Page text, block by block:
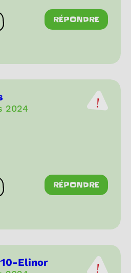
les réactions
RÉPONDRE
2024
les réactions
RÉPONDRE
Elinor